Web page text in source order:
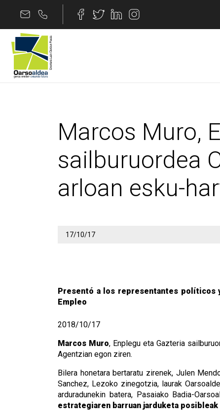
Edukira joan
Marcos Muro,
sailburuordea
arloan esku-
17/10/17
Presentó a los representantes políticos
Empleo
2018/10/17
Marcos Muro, Enplegu eta Gazteria
Agentzian egon ziren.
Bilera honetara bertaratu zirenek, Julen
Sanchez, Lezoko zinegotzia, laurak
arduradunekin batera, Pasaiako Badia-
estrategiaren barruan jarduketa posibleak